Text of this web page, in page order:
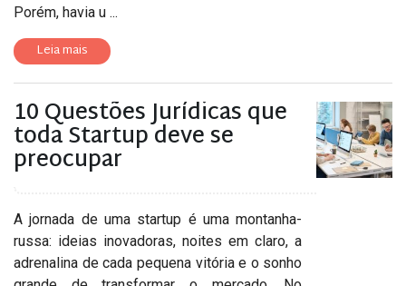
Porém, havia u ...
Leia mais
10 Questões Jurídicas que
toda Startup deve se
preocupar
A jornada de uma startup é uma montanha-
russa: ideias inovadoras, noites em claro, a
adrenalina de cada pequena vitória e o sonho